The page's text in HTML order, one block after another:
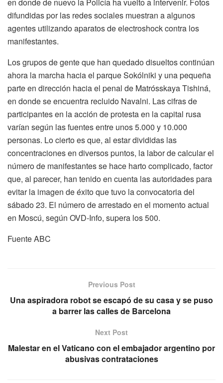
difundidas por las redes sociales muestran a algunos
agentes utilizando aparatos de electroshock contra los
manifestantes.
Los grupos de gente que han quedado disueltos continúan
ahora la marcha hacia el parque Sokólniki y una pequeña
parte en dirección hacia el penal de Matrósskaya Tishiná,
en donde se encuentra recluido Navalni. Las cifras de
participantes en la acción de protesta en la capital rusa
varían según las fuentes entre unos 5.000 y 10.000
personas. Lo cierto es que, al estar divididas las
concentraciones en diversos puntos, la labor de calcular el
número de manifestantes se hace harto complicado, factor
que, al parecer, han tenido en cuenta las autoridades para
evitar la imagen de éxito que tuvo la convocatoria del
sábado 23. El número de arrestado en el momento actual
en Moscú, según OVD-Info, supera los 500.
Fuente ABC
Previous Post
Una aspiradora robot se escapó de su casa y se puso
a barrer las calles de Barcelona
Next Post
Malestar en el Vaticano con el embajador argentino por
abusivas contrataciones